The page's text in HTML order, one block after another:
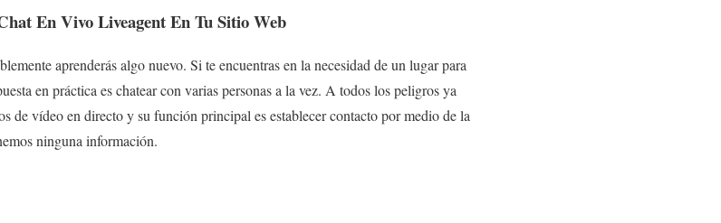
En Vivo Liveagent En Tu Sitio Web
aprenderás algo nuevo. Si te encuentras en la necesidad de un lugar para
en práctica es chatear con varias personas a la vez. A todos los peligros ya
de vídeo en directo y su función principal es establecer contacto por medio de la
ninguna información.